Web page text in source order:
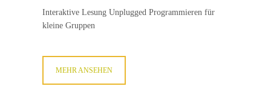
Interaktive Lesung Unplugged Programmieren für
kleine Gruppen
MEHR ANSEHEN